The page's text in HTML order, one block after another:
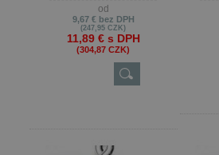
od
9,67 € bez DPH
(247,95 CZK)
11,89 € s DPH
(304,87 CZK)